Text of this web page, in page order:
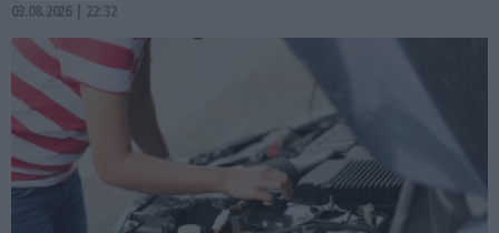
03.08.2026 | 22:32